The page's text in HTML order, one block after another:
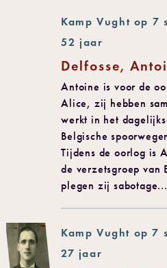
Kamp Vught op 7
52 jaar
Delfosse,
Antoine is voor de
Alice, zij hebben
werkt in het
Belgische
Tijdens de oorlog is
de verzetsgroep van
plegen zij sabotage...
Kamp Vught op 7
27 jaar